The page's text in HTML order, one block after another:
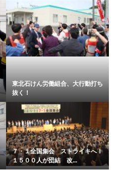
東北石けん労働組合、大行動打ち
抜く！
７・１全国集会 ストライキへ！
１５００人が団結 改...